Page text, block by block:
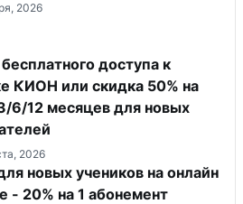
2026
доступа к
КИОН или скидка 50% на
6/12 месяцев для новых
2026
новых учеников на онлайн
- 20% на 1 абонемент